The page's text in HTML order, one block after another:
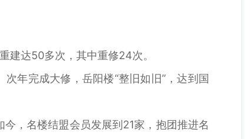
达50多次，其中重修24次。
年完成大修，岳阳楼“整旧如旧”，达到国
，名楼结盟会员发展到21家，抱团推进名